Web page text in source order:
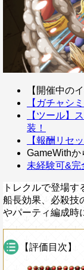
【開催中の
【ガチャシ
【ツール】
装！
【報酬リセ
GameWithか
未経験可&完
トレクルで登場す
船長効果、必殺技
やパーティ編成時
【評価目次】